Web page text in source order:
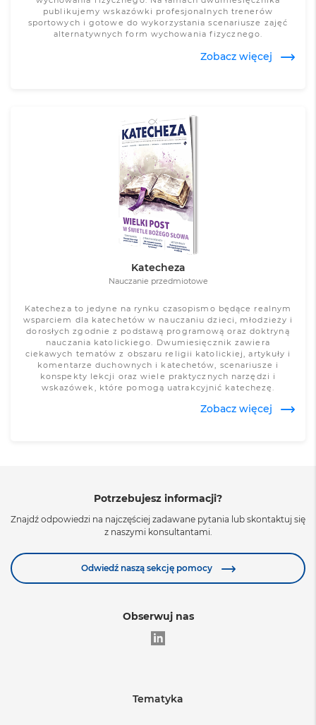
publikujemy wskazówki profesjonalnych trenerów
sportowych i gotowe do wykorzystania scenariusze zajęć
alternatywnych form wychowania fizycznego.
Zobacz więcej
Katecheza
Nauczanie przedmiotowe
Katecheza to jedyne na rynku czasopismo będące realnym
wsparciem dla katechetów w nauczaniu dzieci, młodzieży i
dorosłych zgodnie z podstawą programową oraz doktryną
nauczania katolickiego. Dwumiesięcznik zawiera
ciekawych tematów z obszaru religii katolickiej, artykuły i
komentarze duchownych i katechetów, scenariusze i
konspekty lekcji oraz wiele praktycznych narzędzi i
wskazówek, które pomogą uatrakcyjnić katechezę.
Zobacz więcej
Zobacz więcej
Potrzebujesz informacji?
Znajdź odpowiedzi na najczęściej zadawane pytania lub skontaktuj się
z naszymi konsultantami.
Odwiedź naszą sekcję pomocy
Obserwuj nas
Tematyka